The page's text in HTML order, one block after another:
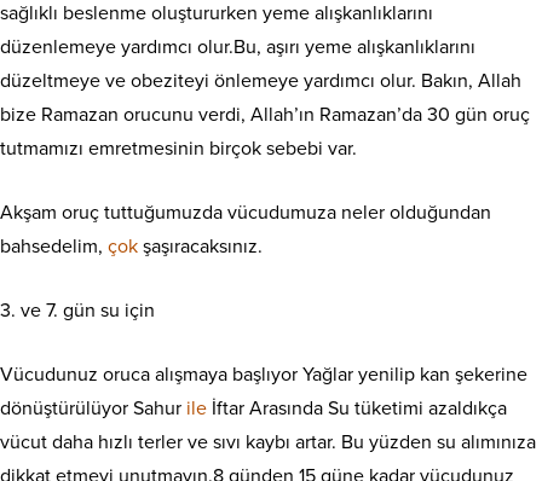
sağlıklı beslenme oluştururken yeme alışkanlıklarını
düzenlemeye yardımcı olur.Bu, aşırı yeme alışkanlıklarını
düzeltmeye ve obeziteyi önlemeye yardımcı olur. Bakın, Allah
bize Ramazan orucunu verdi, Allah’ın Ramazan’da 30 gün oruç
tutmamızı emretmesinin birçok sebebi var.
Akşam oruç tuttuğumuzda vücudumuza neler olduğundan
bahsedelim, çok şaşıracaksınız.
3. ve 7. gün su için
Vücudunuz oruca alışmaya başlıyor Yağlar yenilip kan şekerine
dönüştürülüyor Sahur ile İftar Arasında Su tüketimi azaldıkça
vücut daha hızlı terler ve sıvı kaybı artar. Bu yüzden su alımınıza